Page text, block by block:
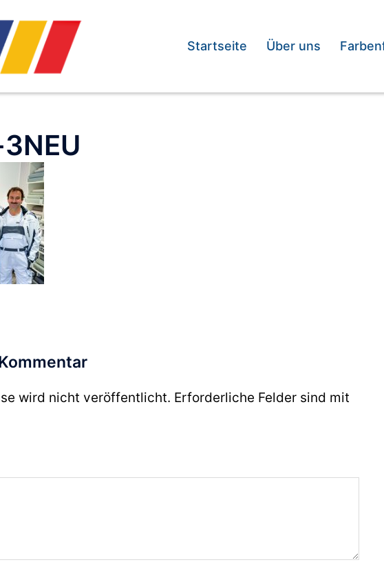
Startseite Über uns
wird nicht veröffentlicht. Erforderliche Felder sind mit